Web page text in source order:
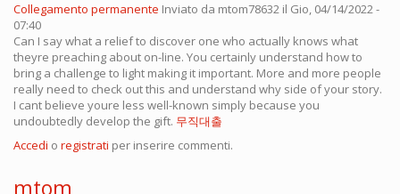
Collegamento permanente Inviato da mtom78632 il Gio, 04/14/2022 -
07:40
Can I say what a relief to discover one who actually knows what
theyre preaching about on-line. You certainly understand how to
bring a challenge to light making it important. More and more people
really need to check out this and understand why side of your story.
I cant believe youre less well-known simply because you
undoubtedly develop the gift. 무직대출
Accedi o registrati per inserire commenti.
mtom